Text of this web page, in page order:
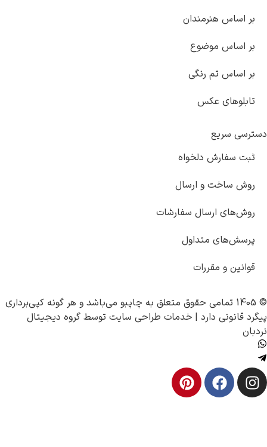
هنرمندان
اساس موضوع
تم رنگی
عکس
سریع
سفارش دلخواه
ساخت و ارسال
ارسال سفارشات
متداول
و مقررات
چاپبو می‌باشد و هر گونه کپی‌برداری
دارد |خدمات طراحی سایتتوسطگروه دیجیتال